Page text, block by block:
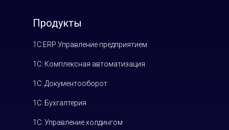
Продукты
1С:ERP Управление предприятием
1С: Комплексная автоматизация
1С: Документооборот
1С: Управление холдингом
1С: Бухгалтерия